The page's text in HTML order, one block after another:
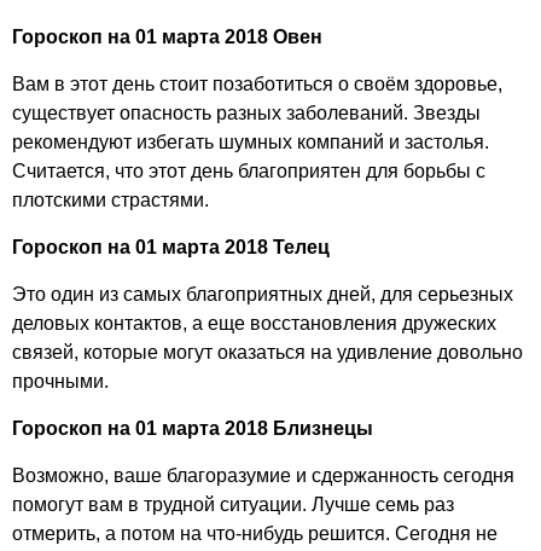
Гороскоп на 01 марта 2018 Овен
Вам в этот день стоит позаботиться о своём здоровье,
существует опасность разных заболеваний. Звезды
рекомендуют избегать шумных компаний и застолья.
Считается, что этот день благоприятен для борьбы с
плотскими страстями.
Гороскоп на 01 марта 2018 Телец
Это один из самых благоприятных дней, для серьезных
деловых контактов, а еще восстановления дружеских
связей, которые могут оказаться на удивление довольно
прочными.
Гороскоп на 01 марта 2018 Близнецы
Возможно, ваше благоразумие и сдержанность сегодня
помогут вам в трудной ситуации. Лучше семь раз
отмерить, а потом на что-нибудь решится. Сегодня не